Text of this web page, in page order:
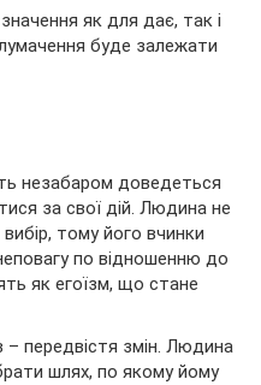
як для дає, так і
буде залежати
незабаром доведеться
за свої дій. Людина не
тому його вчинки
по відношенню до
як егоїзм, що стане
– передвістя змін. Людина
шлях, по якому йому